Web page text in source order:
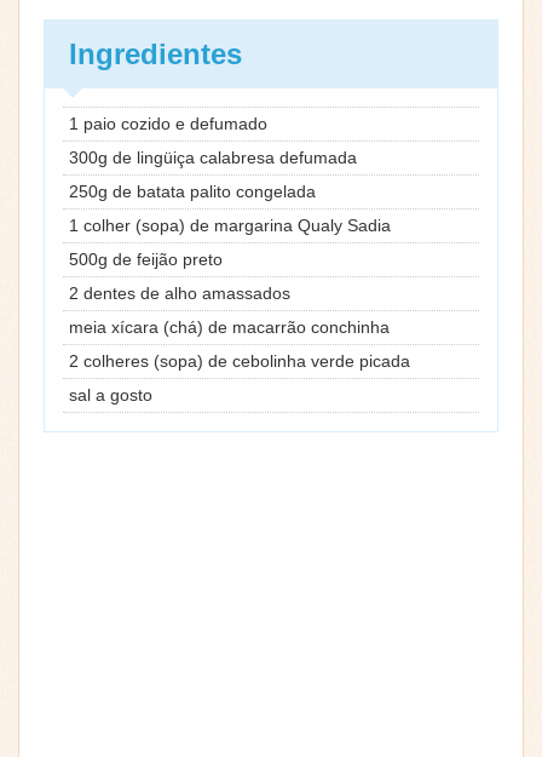
Ingredientes
1 paio cozido e defumado
300g de lingüiça calabresa defumada
250g de batata palito congelada
1 colher (sopa) de margarina Qualy Sadia
500g de feijão preto
2 dentes de alho amassados
meia xícara (chá) de macarrão conchinha
2 colheres (sopa) de cebolinha verde picada
sal a gosto